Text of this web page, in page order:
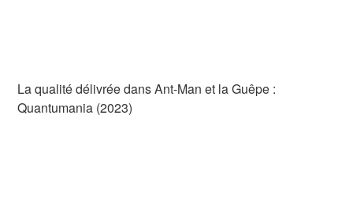
La qualité délivrée dans Ant-Man et la Guêpe :
Quantumania (2023)